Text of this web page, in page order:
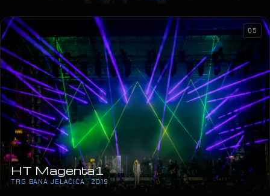
HT Magenta1
TRG BANA JELAČIĆA · 2019
05